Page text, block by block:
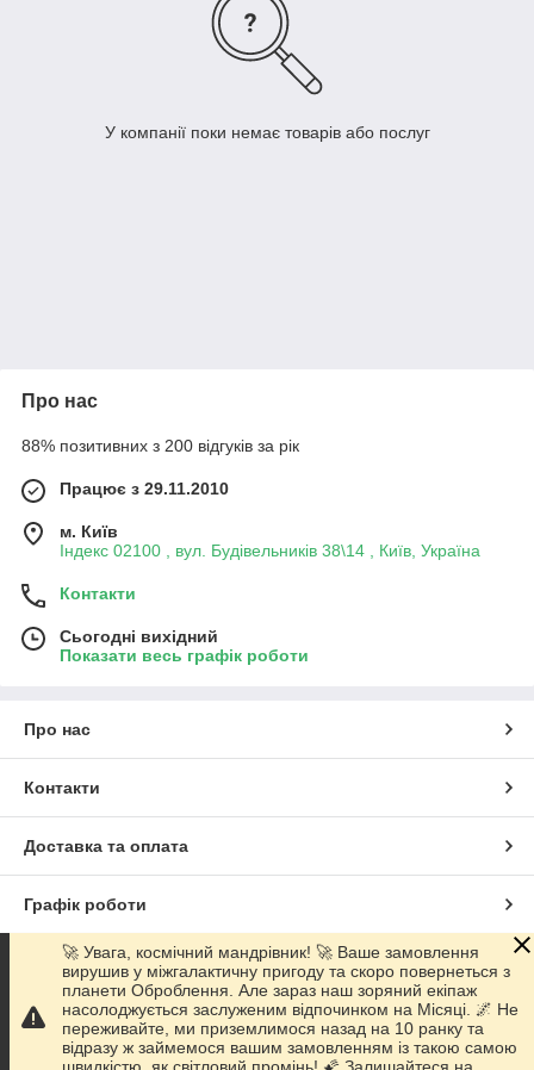
У компанії поки немає товарів або послуг
Про нас
88% позитивних з 200 відгуків за рік
Працює з 29.11.2010
м. Київ
Індекс 02100 , вул. Будівельників 38\14 , Київ, Україна
Контакти
Сьогодні вихідний
Показати весь графік роботи
Про нас
Контакти
Доставка та оплата
Графік роботи
Повна версія сайту
Сайт створено на маркетплейсіProm.ua
🚀 Увага, космічний мандрівник! 🚀 Ваше замовлення
вирушив у міжгалактичну пригоду та скоро повернеться з
планети Оброблення. Але зараз наш зоряний екіпаж
насолоджується заслуженим відпочинком на Місяці. 🌌 Не
переживайте, ми приземлимося назад на 10 ранку та
відразу ж займемося вашим замовленням із такою самою